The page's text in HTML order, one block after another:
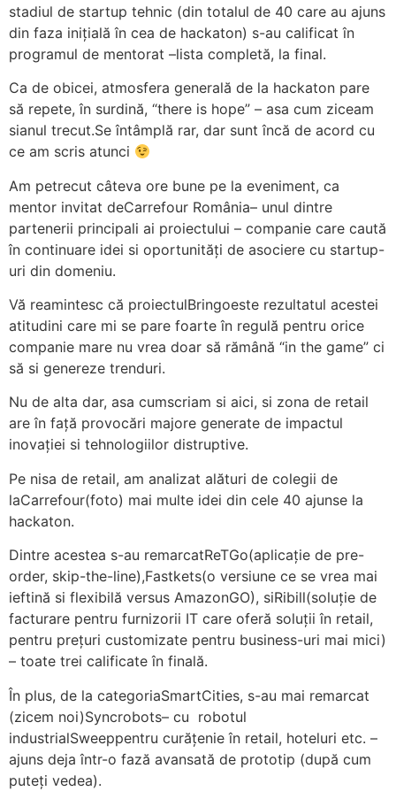
stadiul de startup tehnic (din totalul de 40 care au ajuns
din faza inițială în cea de hackaton) s-au calificat în
programul de mentorat –lista completă, la final.
Ca de obicei, atmosfera generală de la hackaton pare
să repete, în surdină, “there is hope” – asa cum ziceam
sianul trecut.Se întâmplă rar, dar sunt încă de acord cu
ce am scris atunci
Am petrecut câteva ore bune pe la eveniment, ca
mentor invitat deCarrefour România– unul dintre
partenerii principali ai proiectului – companie care caută
în continuare idei si oportunități de asociere cu startup-
uri din domeniu.
Vă reamintesc că proiectulBringoeste rezultatul acestei
atitudini care mi se pare foarte în regulă pentru orice
companie mare nu vrea doar să rămână “in the game” ci
să si genereze trenduri.
Nu de alta dar, asa cumscriam si aici, si zona de retail
are în față provocări majore generate de impactul
inovației si tehnologiilor distruptive.
Pe nisa de retail, am analizat alături de colegii de
laCarrefour(foto) mai multe idei din cele 40 ajunse la
hackaton.
Dintre acestea s-au remarcatReTGo(aplicație de pre-
order, skip-the-line),Fastkets(o versiune ce se vrea mai
ieftină si flexibilă versus AmazonGO), siRibill(soluție de
facturare pentru furnizorii IT care oferă soluții în retail,
pentru prețuri customizate pentru business-uri mai mici)
– toate trei calificate în finală.
În plus, de la categoriaSmartCities, s-au mai remarcat
(zicem noi)Syncrobots– cu robotul
industrialSweeppentru curățenie în retail, hoteluri etc. –
ajuns deja într-o fază avansată de prototip (după cum
puteți vedea).